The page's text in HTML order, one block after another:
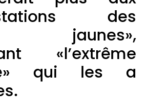
des
jaunes»,
«l’extrême
qui les a